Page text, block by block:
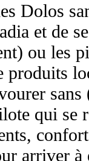
Dolos
et de
ou les
produits
qui se
arriver